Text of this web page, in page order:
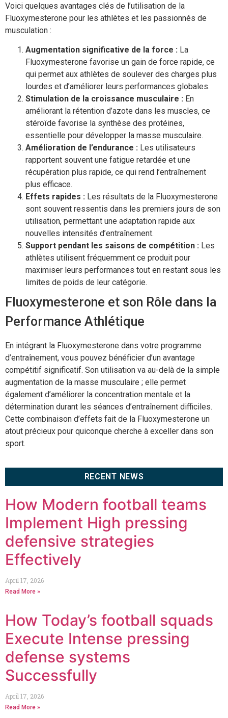
Voici quelques avantages clés de l’utilisation de la
Fluoxymesterone pour les athlètes et les passionnés de
musculation :
Augmentation significative de la force : La
Fluoxymesterone favorise un gain de force rapide, ce
qui permet aux athlètes de soulever des charges plus
lourdes et d’améliorer leurs performances globales.
Stimulation de la croissance musculaire : En
améliorant la rétention d’azote dans les muscles, ce
stéroïde favorise la synthèse des protéines,
essentielle pour développer la masse musculaire.
Amélioration de l’endurance : Les utilisateurs
rapportent souvent une fatigue retardée et une
récupération plus rapide, ce qui rend l’entraînement
plus efficace.
Effets rapides : Les résultats de la Fluoxymesterone
sont souvent ressentis dans les premiers jours de son
utilisation, permettant une adaptation rapide aux
nouvelles intensités d’entraînement.
Support pendant les saisons de compétition : Les
athlètes utilisent fréquemment ce produit pour
maximiser leurs performances tout en restant sous les
limites de poids de leur catégorie.
Fluoxymesterone et son Rôle dans la
Performance Athlétique
En intégrant la Fluoxymesterone dans votre programme
d’entraînement, vous pouvez bénéficier d’un avantage
compétitif significatif. Son utilisation va au-delà de la simple
augmentation de la masse musculaire ; elle permet
également d’améliorer la concentration mentale et la
détermination durant les séances d’entraînement difficiles.
Cette combinaison d’effets fait de la Fluoxymesterone un
atout précieux pour quiconque cherche à exceller dans son
sport.
RECENT NEWS
How Modern football teams
Implement High pressing
defensive strategies
Effectively
April 17, 2026
Read More »
How Today’s football squads
Execute Intense pressing
defense systems
Successfully
April 17, 2026
Read More »